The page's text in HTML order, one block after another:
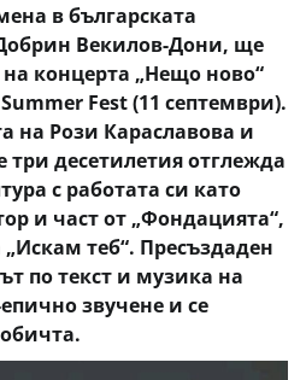
в българската
Векилов-Дони, ще
концерта „Нещо ново“
Fest(11 септември).
на Рози Караславова и
три десетилетия отглежда
с работата си като
и част от „Фондацията“,
теб“. Пресъздаден
по текст и музика на
звучене и се